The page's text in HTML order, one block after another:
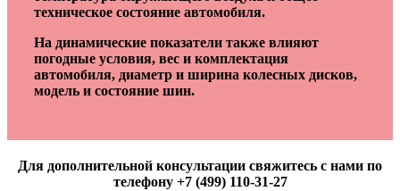
техническое состояние автомобиля.
На динамические показатели также влияют
погодные условия, вес и комплектация
автомобиля, диаметр и ширина колесных дисков,
модель и состояние шин.
Для дополнительной консультации свяжитесь с нами по
телефону +7 (499) 110-31-27